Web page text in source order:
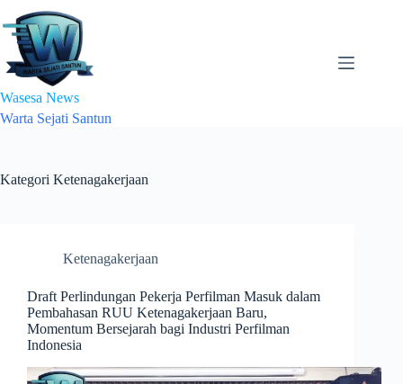
to
content
Wasesa News
Warta Sejati Santun
Kategori Ketenagakerjaan
Ketenagakerjaan
Draft Perlindungan Pekerja Perfilman Masuk dalam
Pembahasan RUU Ketenagakerjaan Baru,
Momentum Bersejarah bagi Industri Perfilman
Indonesia